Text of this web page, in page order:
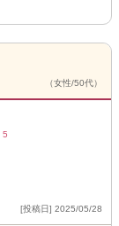
（女性/50代）
5
[投稿日] 2025/05/28